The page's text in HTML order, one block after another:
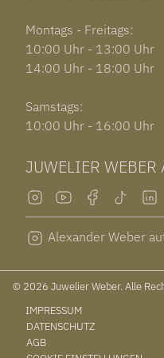
Montags - Freitags:
10:00 Uhr - 13:00 Uhr
14:00 Uhr - 18:00 Uhr
Samstags:
10:00 Uhr - 16:00 Uhr
JUWELIER WEBER
Alexander Weber
© 2026 Juwelier Weber. Alle
IMPRESSUM
DATENSCHUTZ
AGB